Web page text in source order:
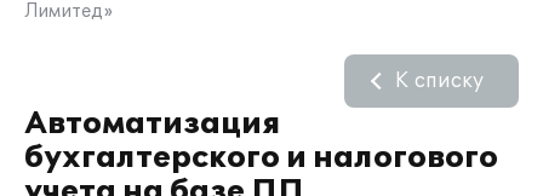
Лимитед»
Автоматизация
бухгалтерского и налогового
К списку